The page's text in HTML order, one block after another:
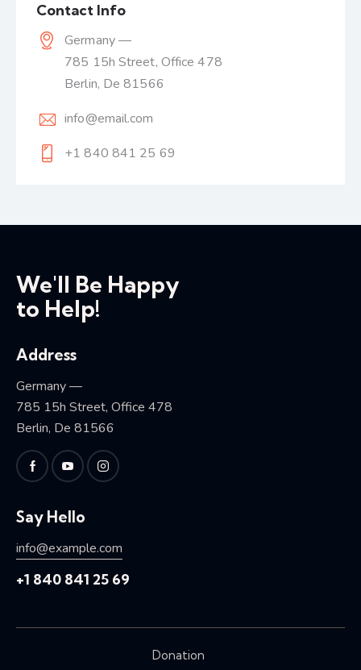
Contact Info
Germany —
785 15h Street, Office 478
Berlin, De 81566
info@email.com
+1 840 841 25 69
We'll Be Happy
to Help!
Address
Germany —
785 15h Street, Office 478
Berlin, De 81566
Say Hello
info@example.com
+1 840 841 25 69
Donation